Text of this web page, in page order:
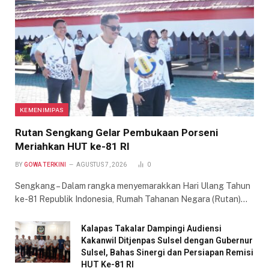
KEMENIMIPAS
Rutan Sengkang Gelar Pembukaan Porseni
Meriahkan HUT ke-81 RI
BY GOWA TERKINI AGUSTUS 7, 2026 0
Sengkang – Dalam rangka menyemarakkan Hari Ulang Tahun
ke-81 Republik Indonesia, Rumah Tahanan Negara (Rutan)…
Kalapas Takalar Dampingi Audiensi
Kakanwil Ditjenpas Sulsel dengan Gubernur
Sulsel, Bahas Sinergi dan Persiapan Remisi
HUT Ke-81 RI